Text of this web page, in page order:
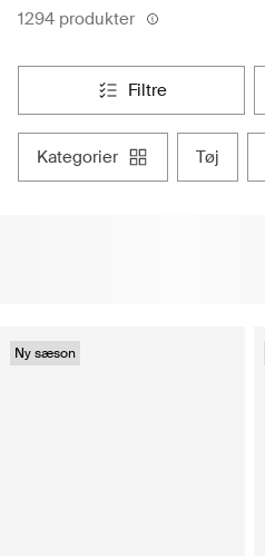
1294 produkter
filtre
kategorier tøj
Ny sæson